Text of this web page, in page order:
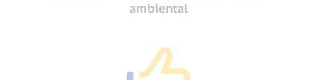
ambiental